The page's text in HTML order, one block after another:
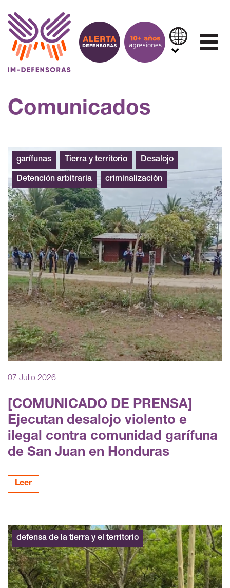
Comunicados
07 Julio 2026
[COMUNICADO DE PRENSA]
Ejecutan desalojo violento e
ilegal contra comunidad garífuna
de San Juan en Honduras
Leer
garífunas Tierra y territorio Desalojo
Detención arbitraria criminalización
defensa de la tierra y el territorio